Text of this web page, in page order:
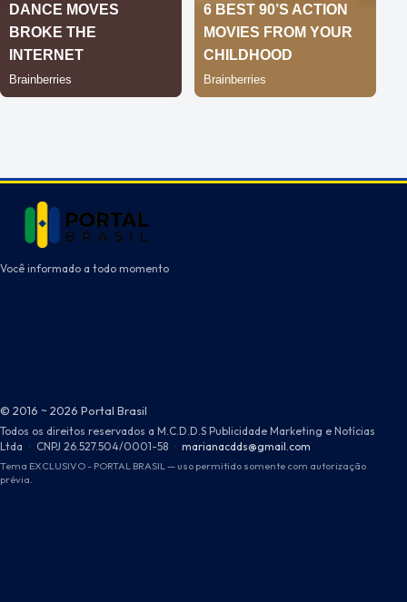
Você informado a todo momento
© 2016 ~ 2026 Portal Brasil
Todos os direitos reservados a M.C.D.D.S Publicidade Marketing e Notícias
Ltda · CNPJ 26.527.504/0001-58 · marianacdds@gmail.com
Tema EXCLUSIVO - PORTAL BRASIL — uso permitido somente com autorização
prévia.